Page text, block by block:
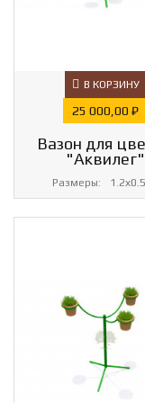
В КОРЗИНУ
Цена
25 000,00 ₽
Вазон для
"Аквилег"
Размеры: